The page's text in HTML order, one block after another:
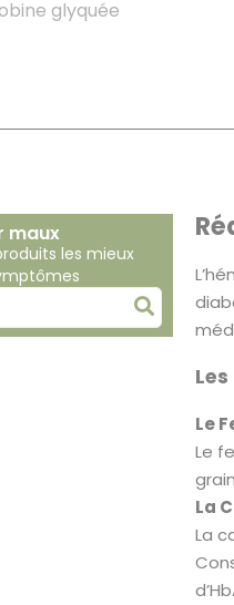
glyquée
maux
les mieux
Le
Le
La
La